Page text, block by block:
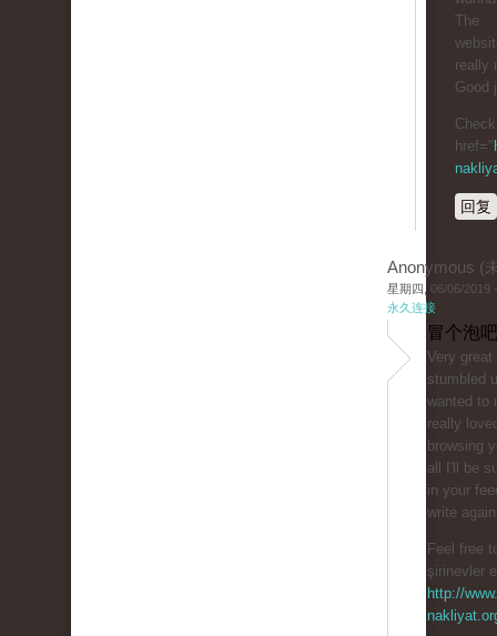
The
really
Good
href="
回复
Anonymous (
星期四, 06/06/2019
永久连接
冒个泡
Very
stumbled
wanted to
really
browsing
all I'll be
in your
write
Feel free
şirinevler
http://